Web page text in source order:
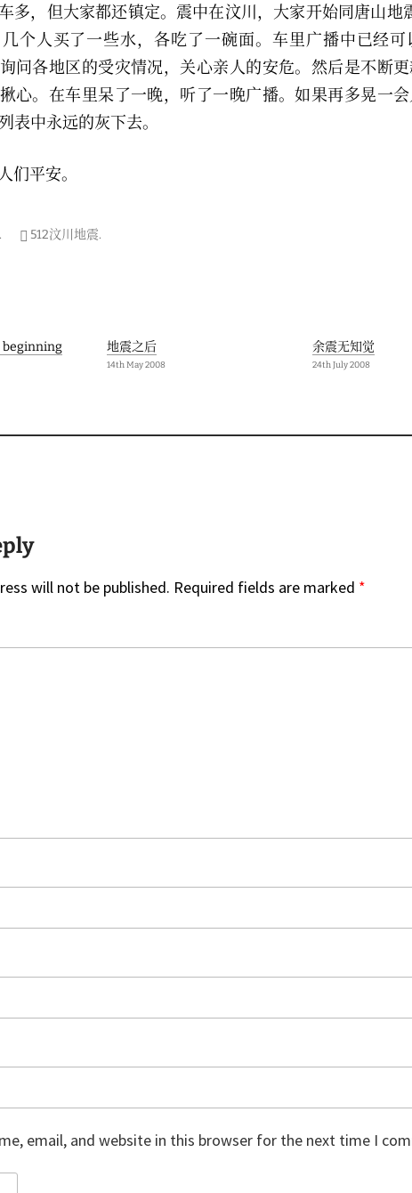
多，但大家都还镇定。震中在汶川，大家开始同唐山地
个人买了一些水，各吃了一碗面。车里广播中已经可
问各地区的受灾情况，关心亲人的安危。然后是不断更
心。在车里呆了一晚，听了一晚广播。如果再多晃一
表中永远的灰下去。
们平安。
. 512汶川地震.
beginning 地震之后
14th May 2008
余震无知觉
24th July 2008
will not be published. Required fields are marked *
email, and website in this browser for the next time I